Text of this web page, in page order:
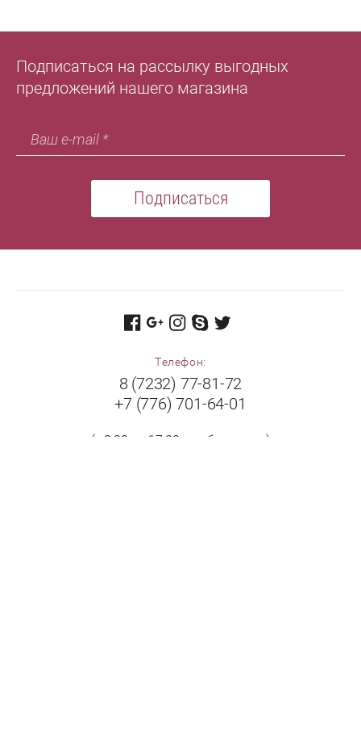
Подписаться на рассылку выгодных
предложений нашего магазина
Подписаться
Телефон:
8 (7232) 77-81-72
+7 (776) 701-64-01
(с 8:30 до 17:00 в рабочие дни)